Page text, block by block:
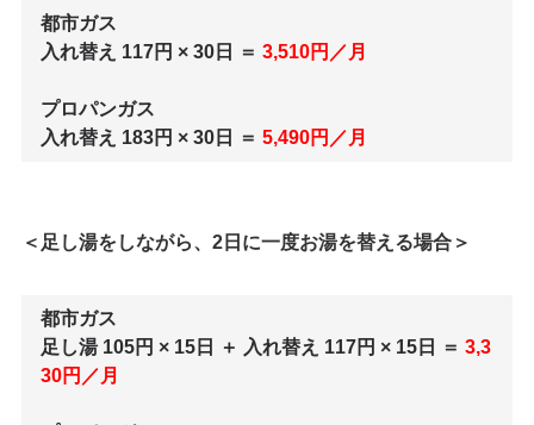
都市ガス
入れ替え 117円 × 30日 ＝ 3,510円／月
プロパンガス
入れ替え 183円 × 30日 ＝ 5,490円／月
＜足し湯をしながら、2日に一度お湯を替える場合＞
都市ガス
足し湯 105円 × 15日 ＋ 入れ替え 117円 × 15日 ＝ 3,3
30円／月